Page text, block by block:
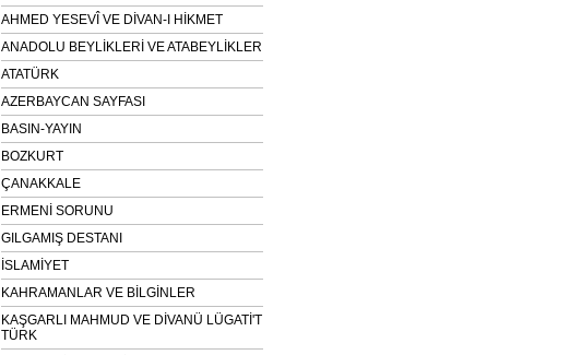
AHMED YESEVÎ VE DİVAN-I HİKMET
ANADOLU BEYLİKLERİ VE ATABEYLİKLER
ATATÜRK
AZERBAYCAN SAYFASI
BASIN-YAYIN
BOZKURT
ÇANAKKALE
ERMENİ SORUNU
GILGAMIŞ DESTANI
İSLAMİYET
KAHRAMANLAR VE BİLGİNLER
KAŞGARLI MAHMUD VE DİVANÜ LÜGATİ'T
TÜRK